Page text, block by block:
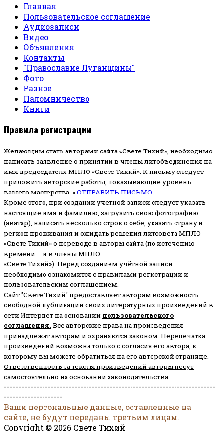
Главная
Пользовательское соглашение
Аудиозаписи
Видео
Объявления
Контакты
"Православие Луганщины"
Фото
Разное
Паломничество
Книги
Правила регистрации
Желающим стать авторами сайта «Свете Тихий», необходимо
написать заявление о принятии в члены литобъединения на
имя председателя МПЛО «Свете Тихий». К письму следует
приложить авторские работы, показывающие уровень
вашего мастерства. »ОТПРАВИТЬ ПИСЬМО
Кроме этого, при создании учетной записи следует указать
настоящие имя и фамилию, загрузить свою фотографию
(аватар), написать несколько строк о себе, указать страну и
регион проживания и ожидать решения литсовета МПЛО
«Свете Тихий» о переводе в авторы сайта (по истечению
времени – и в члены МПЛО
«Свете Тихий»). Перед созданием учётной записи
необходимо ознакомится с правилами регистрации и
пользовательским соглашением.
Сайт "Свете Тихий" предоставляет авторам возможность
свободной публикации своих литературных произведений в
сети Интернет на основании пользовательского
соглашения. Все авторские права на произведения
принадлежат авторам и охраняются законом. Перепечатка
произведений возможна только с согласия его автора, к
которому вы можете обратиться на его авторской странице.
Ответственность за тексты произведений авторы несут
самостоятельно на основании законодательства.
------------------------------------------------------------------------
--------------------
Ваши персональные данные, оставленные на
сайте, не будут переданы третьим лицам.
Copyright © 2026 Свете Тихий